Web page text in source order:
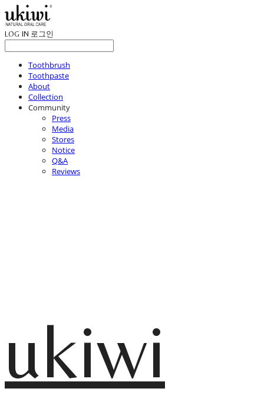
LOG IN 로그인
Toothbrush
Toothpaste
About
Collection
Community
Press
Media
Stores
Notice
Q&A
Reviews
ukiwi